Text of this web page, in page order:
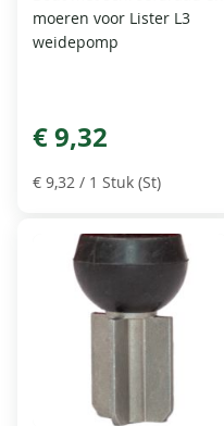
moeren voor Lister L3
weidepomp
€ 9,32
€ 9,32 / 1 Stuk (St)